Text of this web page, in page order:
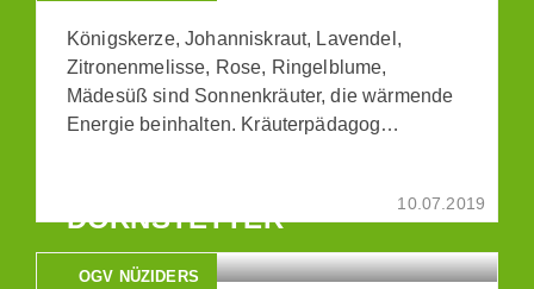
Königskerze, Johanniskraut, Lavendel,
Zitronenmelisse, Rose, Ringelblume,
Mädesüß sind Sonnenkräuter, die wärmende
Energie beinhalten. Kräuterpädagog…
10.07.2019
DORNSTETTER
OGV NÜZIDERS